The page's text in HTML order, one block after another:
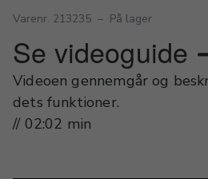
Varenr. 213235 – På lager
Se videoguide
Videoen gennemgår og
dets funktioner.
// 02:02 min